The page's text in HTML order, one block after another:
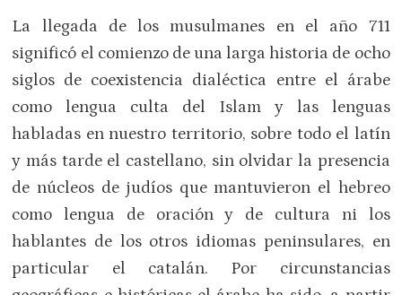
La llegada de los musulmanes en el año 711
significó el comienzo de una larga historia de ocho
siglos de coexistencia dialéctica entre el árabe
como lengua culta del Islam y las lenguas
habladas en nuestro territorio, sobre todo el latín
y más tarde el castellano, sin olvidar la presencia
de núcleos de judíos que mantuvieron el hebreo
como lengua de oración y de cultura ni los
hablantes de los otros idiomas peninsulares, en
particular el catalán. Por circunstancias